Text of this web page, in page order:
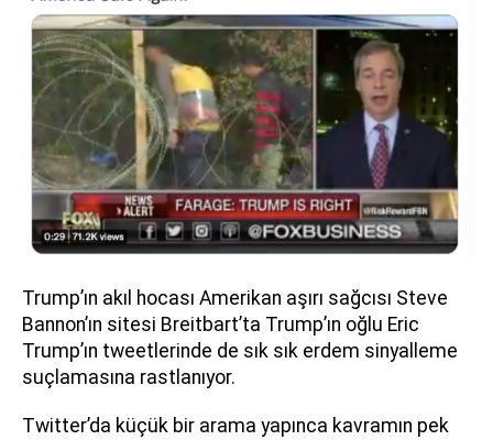
Trump’ın akıl hocası Amerikan aşırı sağcısı Steve
Bannon’ın sitesi Breitbart’ta Trump’ın oğlu Eric
Trump’ın tweetlerinde de sık sık erdem sinyalleme
suçlamasına rastlanıyor.
Twitter’da küçük bir arama yapınca kavramın pek